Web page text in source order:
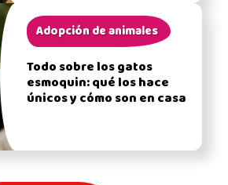
Adopción de animales
Todo sobre los gatos
esmoquin: qué los hace
únicos y cómo son en casa